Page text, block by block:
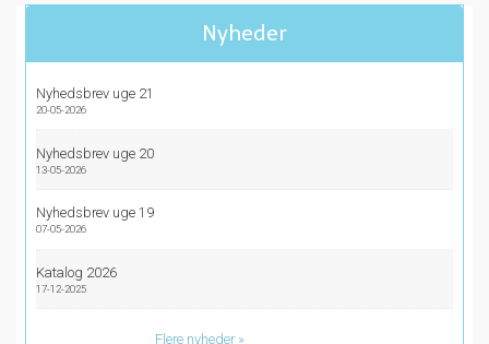
Nyheder
Nyhedsbrev uge 21
20-05-2026
Nyhedsbrev uge 20
13-05-2026
Nyhedsbrev uge 19
07-05-2026
Katalog 2026
17-12-2025
Flere nyheder